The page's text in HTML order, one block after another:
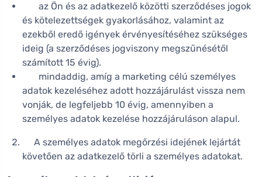
az Ön és az adatkezelő közötti szerződéses jogok
és kötelezettségek gyakorlásához, valamint az
ezekből eredő igények érvényesítéséhez szükséges
ideig (a szerződéses jogviszony megszűnésétől
számított 15 évig).
mindaddig, amíg a marketing célú személyes
adatok kezeléséhez adott hozzájárulást vissza nem
vonják, de legfeljebb 10 évig, amennyiben a
személyes adatok kezelése hozzájáruláson alapul.
A személyes adatok megőrzési idejének lejártát
követően az adatkezelő törli a személyes adatokat.